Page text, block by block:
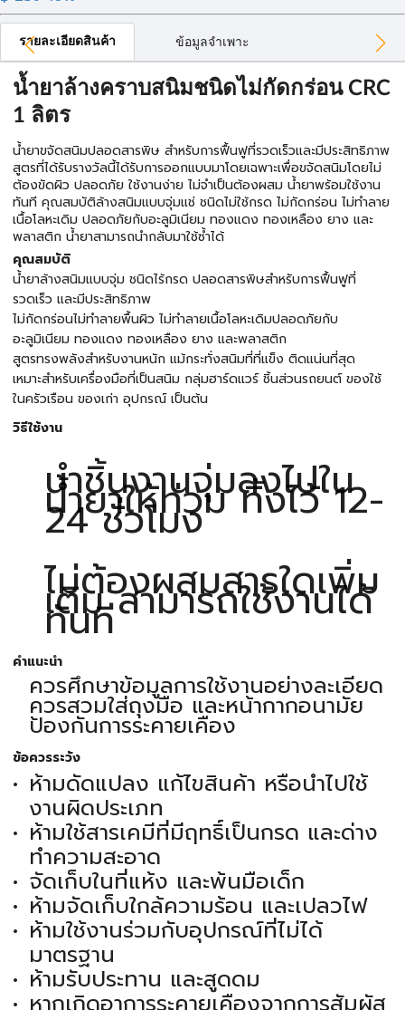
รายละเอียดสินค้า ข้อมูลจำเพาะ
น้ำยาล้างคราบสนิมชนิดไม่กัดกร่อน CRC
1 ลิตร
น้ำยาขจัดสนิมปลอดสารพิษ สำหรับการฟื้นฟูที่รวดเร็วและมีประสิทธิภาพ
สูตรที่ได้รับรางวัลนี้ได้รับการออกแบบมาโดยเฉพาะเพื่อขจัดสนิมโดยไม่
ต้องขัดผิว ปลอดภัย ใช้งานง่าย ไม่จำเป็นต้องผสม น้ำยาพร้อมใช้งาน
ทันที คุณสมบัติล้างสนิมแบบจุ่มแช่ ชนิดไม่ใช้กรด ไม่กัดกร่อน ไม่ทำลาย
เนื้อโลหะเดิม ปลอดภัยกับอะลูมิเนียม ทองแดง ทองเหลือง ยาง และ
พลาสติก น้ำยาสามารถนำกลับมาใช้ซ้ำได้
คุณสมบัติ
น้ำยาล้างสนิมแบบจุ่ม ชนิดไร้กรด ปลอดสารพิษสำหรับการฟื้นฟูที่
รวดเร็ว และมีประสิทธิภาพ
ไม่กัดกร่อนไม่ทำลายพื้นผิว ไม่ทำลายเนื้อโลหะเดิมปลอดภัยกับ
อะลูมิเนียม ทองแดง ทองเหลือง ยาง และพลาสติก
สูตรทรงพลังสำหรับงานหนัก แม้กระทั่งสนิมที่ที่แข็ง ติดแน่นที่สุด
เหมาะสำหรับเครื่องมือที่เป็นสนิม กลุ่มฮาร์ดแวร์ ชิ้นส่วนรถยนต์ ของใช้
ในครัวเรือน ของเก่า อุปกรณ์ เป็นต้น
วิธีใช้งาน
นำชิ้นงานจุ่มลงไปใน
น้ำยาให้ท่วม ทิ้งไว้ 12-
24 ชั่วโมง
ไม่ต้องผสมสารใดเพิ่ม
เติม สามารถใช้งานได้
ทันที
คำแนะนำ
ควรศึกษาข้อมูลการใช้งานอย่างละเอียด
ควรสวมใส่ถุงมือ และหน้ากากอนามัย
ป้องกันการระคายเคือง
ข้อควรระวัง
ห้ามดัดแปลง แก้ไขสินค้า หรือนำไปใช้
งานผิดประเภท
ห้ามใช้สารเคมีที่มีฤทธิ์เป็นกรด และด่าง
ทำความสะอาด
จัดเก็บในที่แห้ง และพ้นมือเด็ก
ห้ามจัดเก็บใกล้ความร้อน และเปลวไฟ
ห้ามใช้งานร่วมกับอุปกรณ์ที่ไม่ได้
มาตรฐาน
ห้ามรับประทาน และสูดดม